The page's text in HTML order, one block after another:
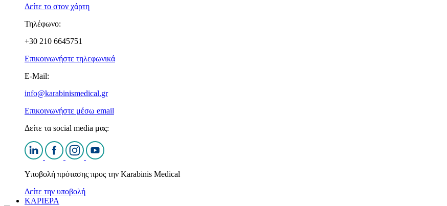
Δείτε το στον χάρτη
Τηλέφωνο:
+30 210 6645751
Επικοινωνήστε τηλεφωνικά
E-Mail:
info@karabinismedical.gr
Επικοινωνήστε μέσω email
Δείτε τα social media μας:
Υποβολή πρότασης προς την Karabinis Medical
Δείτε την υποβολή
ΚΑΡΙΕΡΑ